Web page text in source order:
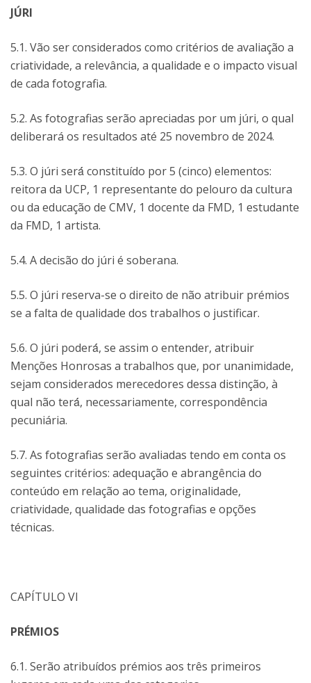
JÚRI
5.1. Vão ser considerados como critérios de avaliação a
criatividade, a relevância, a qualidade e o impacto visual
de cada fotografia.
5.2. As fotografias serão apreciadas por um júri, o qual
deliberará os resultados até 25 novembro de 2024.
5.3. O júri será́ constituído por 5 (cinco) elementos:
reitora da UCP, 1 representante do pelouro da cultura
ou da educação de CMV, 1 docente da FMD, 1 estudante
da FMD, 1 artista.
5.4. A decisão do júri é soberana.
5.5. O júri reserva-se o direito de não atribuir prémios
se a falta de qualidade dos trabalhos o justificar.
5.6. O júri poderá́, se assim o entender, atribuir
Menções Honrosas a trabalhos que, por unanimidade,
sejam considerados merecedores dessa distinção, à
qual não terá́, necessariamente, correspondência
pecuniária.
5.7. As fotografias serão avaliadas tendo em conta os
seguintes critérios: adequação e abrangência do
conteúdo em relação ao tema, originalidade,
criatividade, qualidade das fotografias e opções
técnicas.
CAPÍTULO VI
PRÉMIOS
6.1. Serão atribuídos prémios aos três primeiros